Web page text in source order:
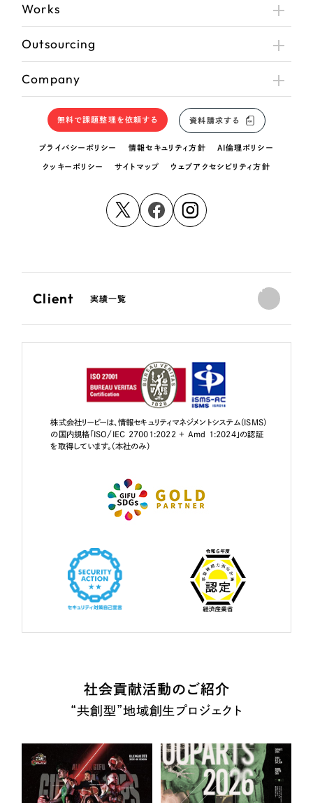
Works
Outsourcing
Company
無料で課題整理を依頼する 資料請求する
プライバシーポリシー 情報セキュリティ方針 AI倫理ポリシー
クッキーポリシー サイトマップ ウェブアクセシビリティ方針
Client 実績一覧
株式会社リーピーは、情報セキュリティマネジメントシステム（ISMS）
の国内規格「ISO/IEC 27001:2022 + Amd 1:2024」の認証
を取得しています。（本社のみ）
社会貢献活動のご紹介
“共創型”地域創生プロジェクト